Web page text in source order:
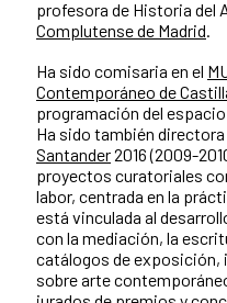
profesora de Historia del
Complutense de Madrid.
Ha sido comisaria en el
Contemporáneo de
programación del
Ha sido también
Santander2016 (2009-
proyectos curatoriales
labor, centrada en la
está vinculada al
con la mediación, la
catálogos de exposición,
sobre arte